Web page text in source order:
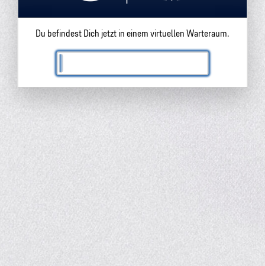
Du befindest Dich jetzt in einem virtuellen Warteraum.